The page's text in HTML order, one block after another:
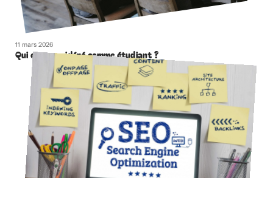
11 mars 2026
Qui est considéré comme étudiant ?